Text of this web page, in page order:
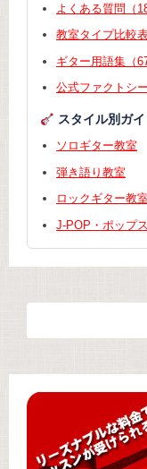
よくある質問（
教室タイプ比較
ギター用語集（67
公式ファクトシ
スタイル別ガイ
ソロギター教室
弾き語り教室
ロックギター教
J-POP・ポップス